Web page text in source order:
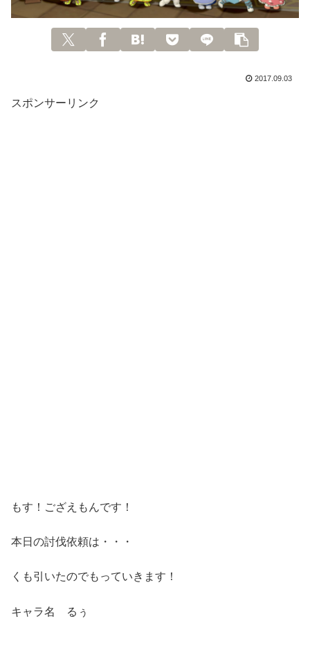
2017.09.03
スポンサーリンク
もす！ござえもんです！
本日の討伐依頼は・・・
くも引いたのでもっていきます！
キャラ名 るぅ